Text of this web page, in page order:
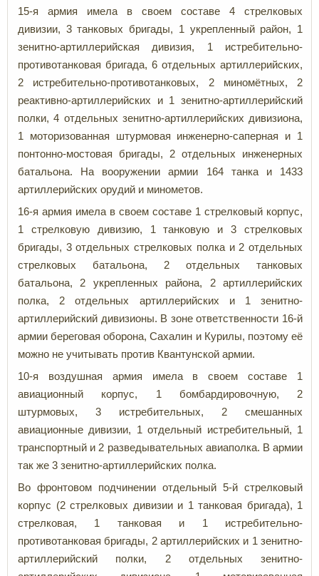
15-я армия имела в своем составе 4 стрелковых
дивизии, 3 танковых бригады, 1 укрепленный район, 1
зенитно-артиллерийская дивизия, 1 истребительно-
противотанковая бригада, 6 отдельных артиллерийских,
2 истребительно-противотанковых, 2 миномётных, 2
реактивно-артиллерийских и 1 зенитно-артиллерийский
полки, 4 отдельных зенитно-артиллерийских дивизиона,
1 моторизованная штурмовая инженерно-саперная и 1
понтонно-мостовая бригады, 2 отдельных инженерных
батальона. На вооружении армии 164 танка и 1433
артиллерийских орудий и минометов.
16-я армия имела в своем составе 1 стрелковый корпус,
1 стрелковую дивизию, 1 танковую и 3 стрелковых
бригады, 3 отдельных стрелковых полка и 2 отдельных
стрелковых батальона, 2 отдельных танковых
батальона, 2 укрепленных района, 2 артиллерийских
полка, 2 отдельных артиллерийских и 1 зенитно-
артиллерийский дивизионы. В зоне ответственности 16-й
армии береговая оборона, Сахалин и Курилы, поэтому её
можно не учитывать против Квантунской армии.
10-я воздушная армия имела в своем составе 1
авиационный корпус, 1 бомбардировочную, 2
штурмовых, 3 истребительных, 2 смешанных
авиационные дивизии, 1 отдельный истребительный, 1
транспортный и 2 разведывательных авиаполка. В армии
так же 3 зенитно-артиллерийских полка.
Во фронтовом подчинении отдельный 5-й стрелковый
корпус (2 стрелковых дивизии и 1 танковая бригада), 1
стрелковая, 1 танковая и 1 истребительно-
противотанковая бригады, 2 артиллерийских и 1 зенитно-
артиллерийский полки, 2 отдельных зенитно-